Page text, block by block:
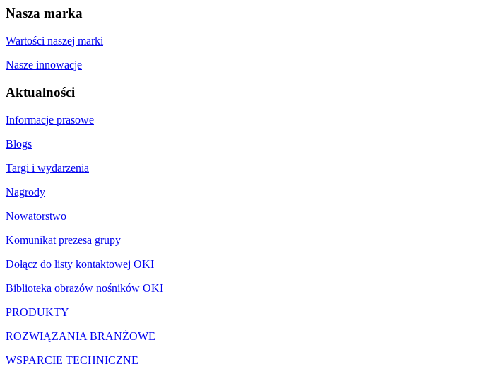
Nasza marka
Wartości naszej marki
Nasze innowacje
Aktualności
Informacje prasowe
Blogs
Targi i wydarzenia
Nagrody
Nowatorstwo
Komunikat prezesa grupy
Dołącz do listy kontaktowej OKI
Biblioteka obrazów nośników OKI
PRODUKTY
ROZWIĄZANIA BRANŻOWE
WSPARCIE TECHNICZNE